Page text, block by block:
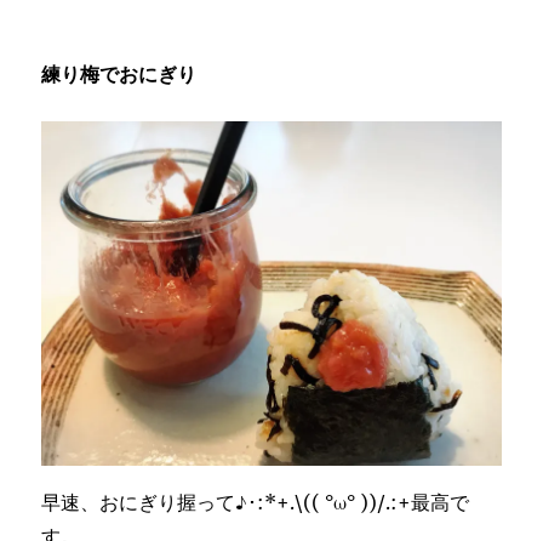
練り梅でおにぎり
早速、おにぎり握って♪･:*+.\(( °ω° ))/.:+最高で